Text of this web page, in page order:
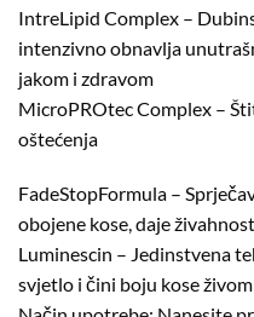
IntreLipid Complex –
intenzivno obnavlja
jakom i zdravom
MicroPROtec Complex –
oštećenja
FadeStopFormula –
obojene kose, daje
Luminescin – Jedinstvena
svjetlo i čini boju kose